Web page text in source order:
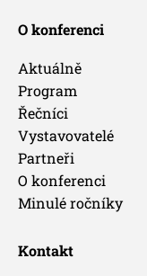
O konferenci
Aktuálně
Program
Řečníci
Vystavovatelé
Partneři
O konferenci
Minulé ročníky
Kontakt